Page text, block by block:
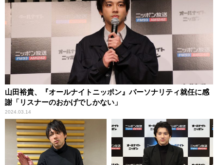
山田裕貴、『オールナイトニッポン』パーソナリティ就任に感
謝「リスナーのおかげでしかない」
2024.03.14